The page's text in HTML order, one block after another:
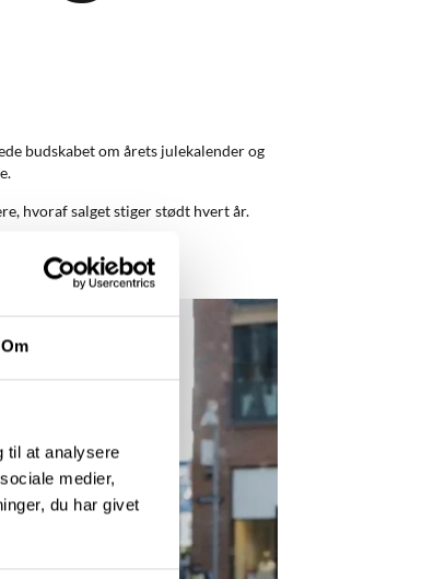
Om
til at analysere
medier,
du har givet
budskabet om årets julekalender og
hvoraf salget stiger stødt hvert år.